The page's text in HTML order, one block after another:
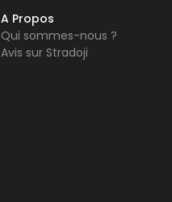
A Propos
Qui sommes-nous ?
Avis sur Stradoji